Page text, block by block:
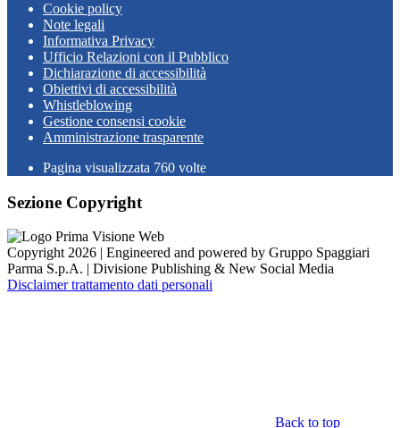
Cookie policy
Note legali
Informativa Privacy
Ufficio Relazioni con il Pubblico
Dichiarazione di accessibilità
Obiettivi di accessibilità
Whistleblowing
Gestione consensi cookie
Amministrazione trasparente
Pagina visualizzata 760 volte
Sezione Copyright
Copyright 2026 | Engineered and powered by Gruppo Spaggiari
Parma S.p.A. | Divisione Publishing & New Social Media
Disclaimer trattamento dati personali
Back to top